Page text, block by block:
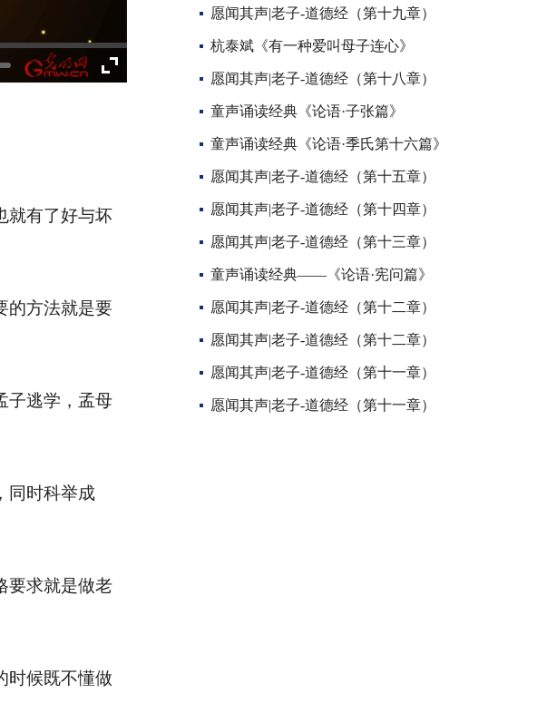
有了好与坏
方法就是要
逃学，孟母
同时科举成
求就是做老
候既不懂做
愿闻其声|老子-道德经（第十九章）
杭泰斌《有一种爱叫母子连心》
愿闻其声|老子-道德经（第十八章）
童声诵读经典《论语·子张篇》
童声诵读经典《论语·季氏第十六篇》
愿闻其声|老子-道德经（第十五章）
愿闻其声|老子-道德经（第十四章）
愿闻其声|老子-道德经（第十三章）
童声诵读经典——《论语·宪问篇》
愿闻其声|老子-道德经（第十二章）
愿闻其声|老子-道德经（第十二章）
愿闻其声|老子-道德经（第十一章）
愿闻其声|老子-道德经（第十一章）